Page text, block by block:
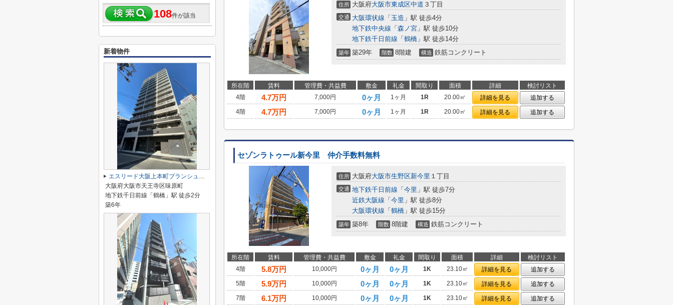
住所 大阪府大阪市東成区中道 ３丁目
交通 大阪環状線 「 玉造 」駅 徒歩4分
地下鉄中央線 「 森ノ宮 」駅 徒歩10分
地下鉄千日前線 「 鶴橋 」駅 徒歩14分
築年 築29年 階数 8階建 構造 鉄筋コンクリート
所在階 賃料 管理費・共益費 敷金 礼金 間取り 面積 詳細
検討リスト
4階
4.7万円 7,000円 0ヶ月 1ヶ月 1R 20.00㎡ 詳細を見る
追加する
4階
4.7万円 7,000円 0ヶ月 1ヶ月 1R 20.00㎡ 詳細を見る 追加する
セゾンラトゥール新今里 仲介手数料無料
住所 大阪府大阪市生野区新今里 １丁目
交通 地下鉄千日前線 「 今里 」駅 徒歩7分
近鉄大阪線 「 今里 」駅 徒歩8分
大阪環状線 「 鶴橋 」駅 徒歩15分
築年 築8年 階数 8階建 構造 鉄筋コンクリート
所在階 賃料 管理費・共益費 敷金 礼金 間取り 面積 詳細
検討リスト
4階
5.8万円 10,000円 0ヶ月 0ヶ月 1K 23.10㎡ 詳細を見る
追加する
5階
5.9万円 10,000円 0ヶ月 0ヶ月 1K 23.10㎡ 詳細を見る
追加する
7階
6.1万円 10,000円 0ヶ月 0ヶ月 1K 23.10㎡ 詳細を見る 追加する
108件が該当
新着物件
エスリード大阪上本町ブランシュ 仲介手数料無料
大阪府大阪市天王寺区味原町
地下鉄千日前線「鶴橋」駅 徒歩2分
築6年